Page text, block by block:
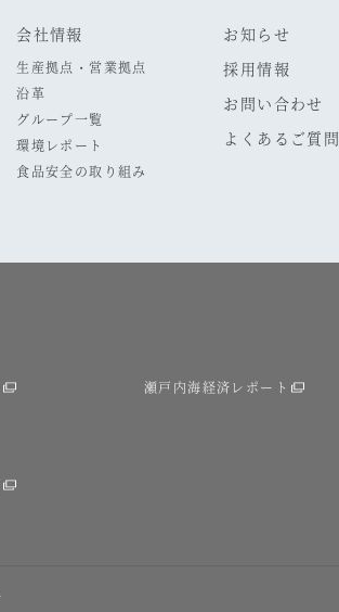
会社情報
生産拠点・営業拠点
沿革
グループ一覧
環境レポート
食品安全の取り組み
お知らせ
採用情報
お問い合わせ
よくあるご質問
瀬戸内海経済レポート